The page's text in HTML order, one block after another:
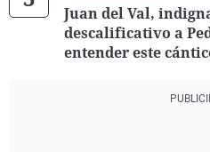
Juan del Val,
descalificativo a
entender este